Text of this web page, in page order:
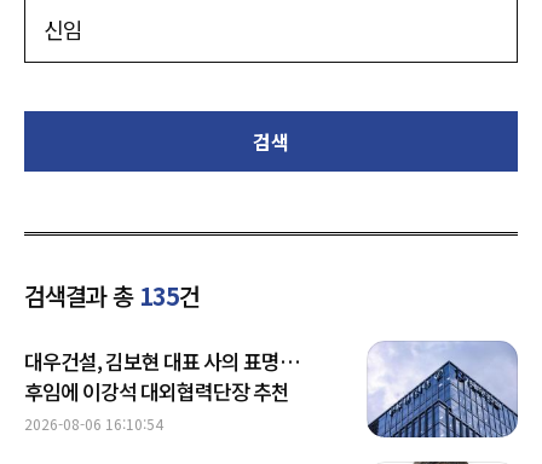
검색
검색결과 총 135건
대우건설, 김보현 대표 사의 표명…
후임에 이강석 대외협력단장 추천
2026-08-06 16:10:54